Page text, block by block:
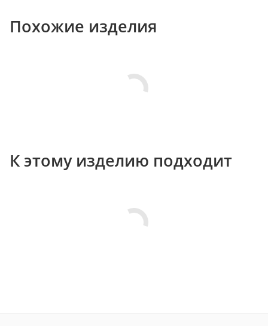
Похожие изделия
К этому изделию подходит